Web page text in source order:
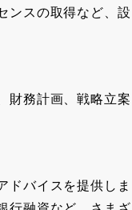
ンスの取得など、設
財務計画、戦略立案
ドバイスを提供しま